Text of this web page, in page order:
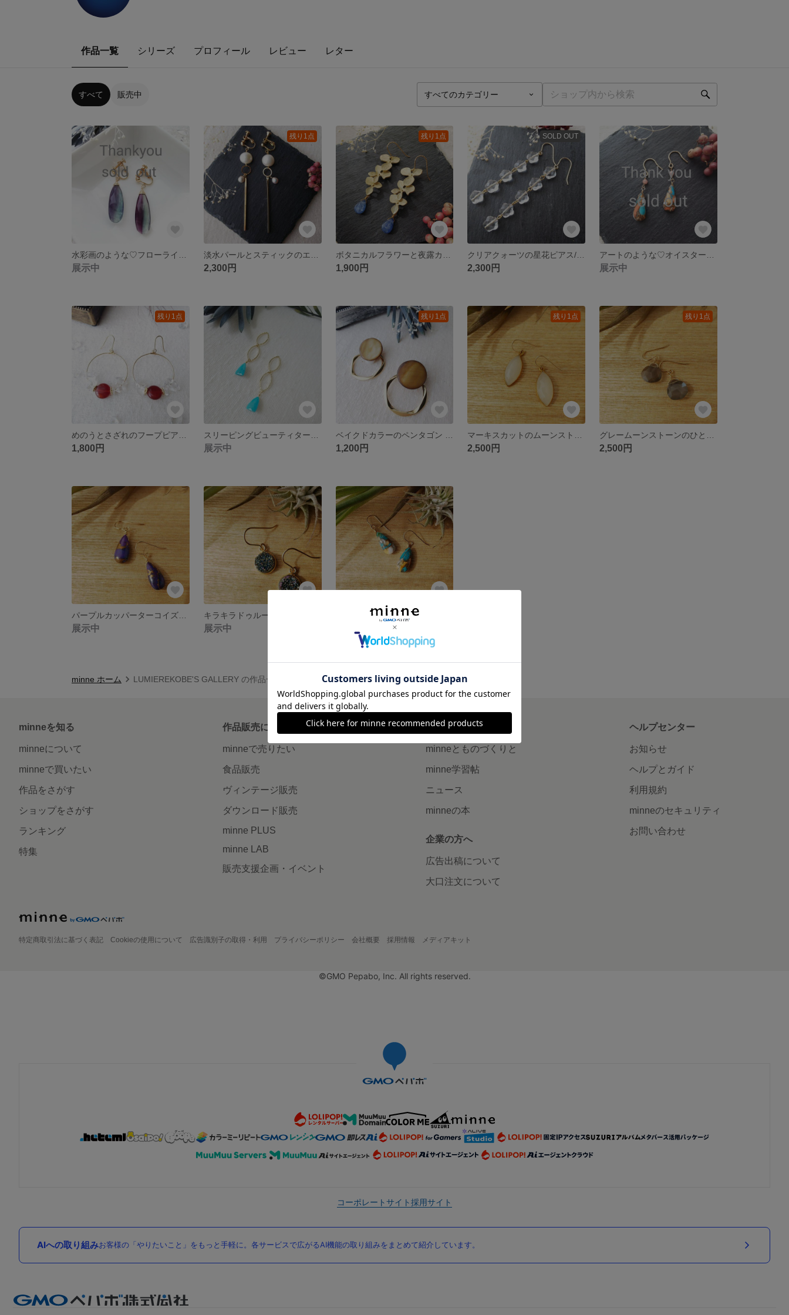
作品一覧 シリーズ プロフィール レビュー レター
すべて 販売中
展示中
残り1点
2,300円
残り1点
1,900円
SOLD OUT
2,300円 展示中
残り1点
1,800円 展示中
残り1点
1,200円
残り1点
2,500円
残り1点
2,500円
展示中 展示中
minne ホーム LUMIEREKOBE'S GALLERY の作品一覧
minneを知る
minneについて
minneで買いたい
作品をさがす
ショップをさがす
ランキング
特集
作品販売について
minneで売りたい
食品販売
ヴィンテージ販売
ダウンロード販売
minne PLUS
minne LAB
販売支援企画・イベント
読みもの
minneとものづくりと
minne学習帖
ニュース
minneの本
企業の方へ
広告出稿について
大口注文について
ヘルプセンター
お知らせ
ヘルプとガイド
利用規約
minneのセキュリティ
お問い合わせ
特定商取引法に基づく表記 Cookieの使用について 広告識別子の取得・利用 プライバシーポリシー 会社概要 採用情報 メディアキット
©GMO Pepabo, Inc. All rights reserved.
コーポレートサイト採用サイト
AIへの取り組みお客様の「やりたいこと」をもっと手軽に。各サービスで広がるAI機能の取り組みをまとめて紹介しています。